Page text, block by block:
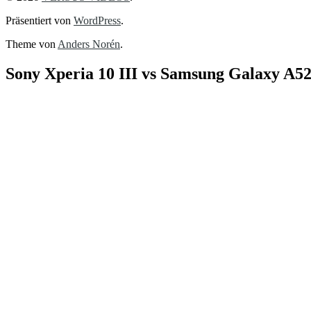
Präsentiert von WordPress.
Theme vonAnders Norén.
Sony Xperia 10 III vs Samsung Galaxy